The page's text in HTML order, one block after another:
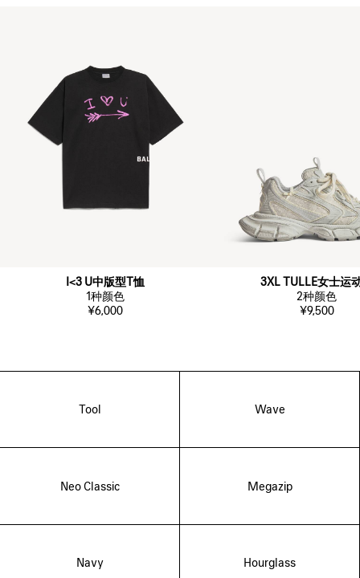
I<3 U中版型T恤
1种颜色
¥6,000
3XL TULLE女士运
2种颜色
¥9,500
Tool Wave
Neo Classic Megazip
Navy Hourglass